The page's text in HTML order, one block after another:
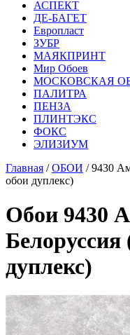
АСПЕКТ
ДЕ-БАГЕТ
Европласт
ЗУБР
МАЯКПРИНТ
Мир Обоев
МОСКОВСКАЯ
ПАЛИТРА
ПЕНЗА
ПЛИНТЭКС
ФОКС
ЭЛИЗИУМ
Главная /ОБОИ / 9430
обои дуплекс)
Обои 9430
дуплекс)